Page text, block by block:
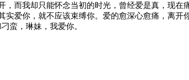
而我却只能怀念当初的时光，曾经爱是真，现
爱你，就不应该束缚你。爱的愈深心愈痛，离
蛮，琳妹，我爱你。